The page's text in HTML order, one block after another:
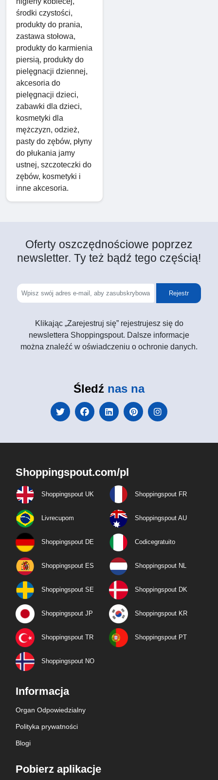
środki czystości,
produkty do prania,
zastawa stołowa,
produkty do karmienia
piersią, produkty do
pielęgnacji dziennej,
akcesoria do
pielęgnacji dzieci,
zabawki dla dzieci,
kosmetyki dla
mężczyzn, odzież,
pasty do zębów, płyny
do płukania jamy
ustnej, szczoteczki do
zębów, kosmetyki i
inne akcesoria.
Oferty oszczędnościowe poprzez
newsletter. Ty też bądź tego częścią!
Rejestr
Klikając „Zarejestruj się” rejestrujesz się do
newslettera Shoppingspout. Dalsze informacje
można znaleźć w oświadczeniu o ochronie danych.
Śledź nas na
Shoppingspout.com/pl
Shoppingspout UK Shoppingspout FR
Livrecupom Shoppingspout AU
Shoppingspout DE Codicegratuito
Shoppingspout ES Shoppingspout NL
Shoppingspout SE Shoppingspout DK
Shoppingspout JP Shoppingspout KR
Shoppingspout TR Shoppingspout PT
Shoppingspout NO
Informacja
Organ Odpowiedzialny
Polityka prywatności
Blogi
Pobierz aplikacje